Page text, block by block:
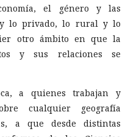
el género y las
y lo privado, lo rural y lo
otro ámbito en que la
y sus relaciones se
a quienes trabajan y
cualquier geografía
a que desde distintas